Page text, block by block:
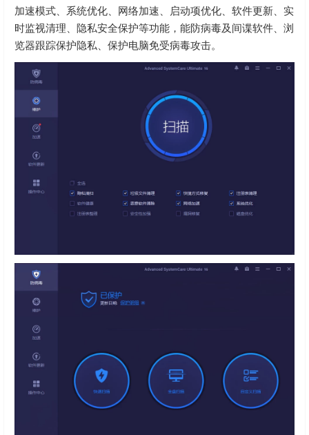
加速模式、系统优化、网络加速、启动项优化、软件更新、实
时监视清理、隐私安全保护等功能，能防病毒及间谍软件、浏
览器跟踪保护隐私、保护电脑免受病毒攻击。